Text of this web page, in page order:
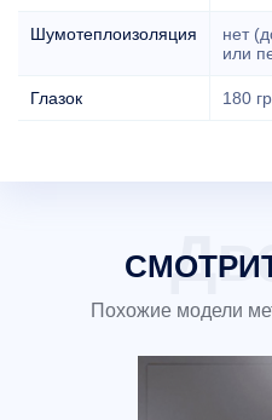
Шумотеплоизоляция
нет
или
Глазок 180
Похожие модели